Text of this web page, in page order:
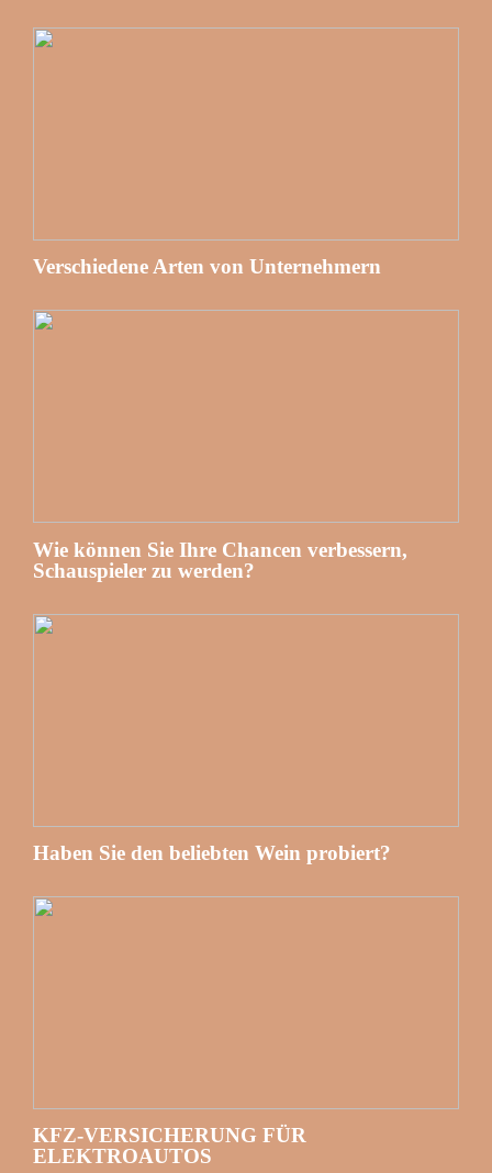
Verschiedene Arten von Unternehmern
Wie können Sie Ihre Chancen verbessern,
Schauspieler zu werden?
Haben Sie den beliebten Wein probiert?
KFZ-VERSICHERUNG FÜR
ELEKTROAUTOS